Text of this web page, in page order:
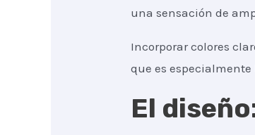
una sensación de
Incorporar colores
que es
El